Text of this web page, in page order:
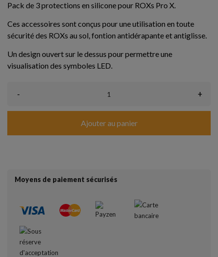
Pack de 3 protections en silicone pour ROXs Pro X.
Ces accessoires sont conçus pour une utilisation en toute
sécurité des ROXs au sol, fontion antidérapante et antiglisse.
Un design ouvert sur le dessus pour permettre une
visualisation des symboles LED.
- +
Ajouter au panier
Moyens de paiement sécurisés